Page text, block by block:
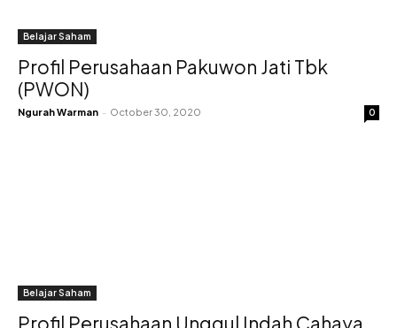
Belajar Saham
Profil Perusahaan Pakuwon Jati Tbk
(PWON)
Ngurah Warman - October 30, 2020 0
Belajar Saham
Profil Perusahaan Unggul Indah Cahaya